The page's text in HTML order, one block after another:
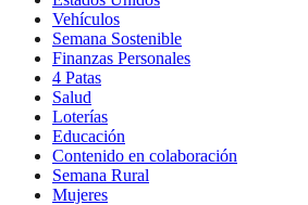
Vehículos
Semana Sostenible
Finanzas Personales
4 Patas
Salud
Loterías
Educación
Contenido en colaboración
Semana Rural
Mujeres